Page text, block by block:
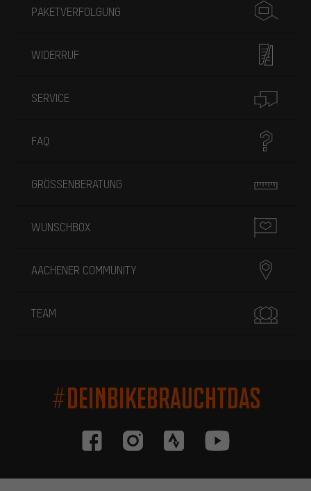
PAKETVERFOLGUNG
WIDERRUF
SERVICE
FAQ
GRÖSSENBERATUNG
WUNSCHBOX
AACHENER COMMUNITY
TEAM
#DEINBIKEBRAUCHTDAS